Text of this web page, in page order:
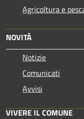
Agricoltura e
NOVITÀ
Notizie
Comunicati
Avvisi
VIVERE IL COMUNE